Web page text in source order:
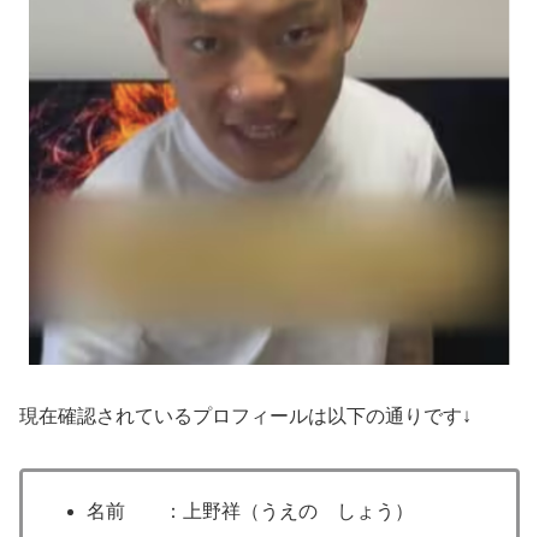
現在確認されているプロフィールは以下の通りです↓
名前 ：上野祥（うえの しょう）